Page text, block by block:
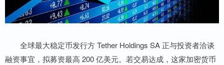
全球最大稳定币发行方 Tether Holdings SA 正与投资者洽谈
融资事宜，拟募资最高 200 亿美元。若交易达成，这家加密货币